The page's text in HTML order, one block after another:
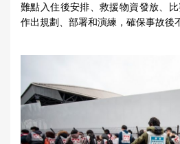
難點入住後安排、救援物資發放、
作出規劃、部署和演練，確保事故後